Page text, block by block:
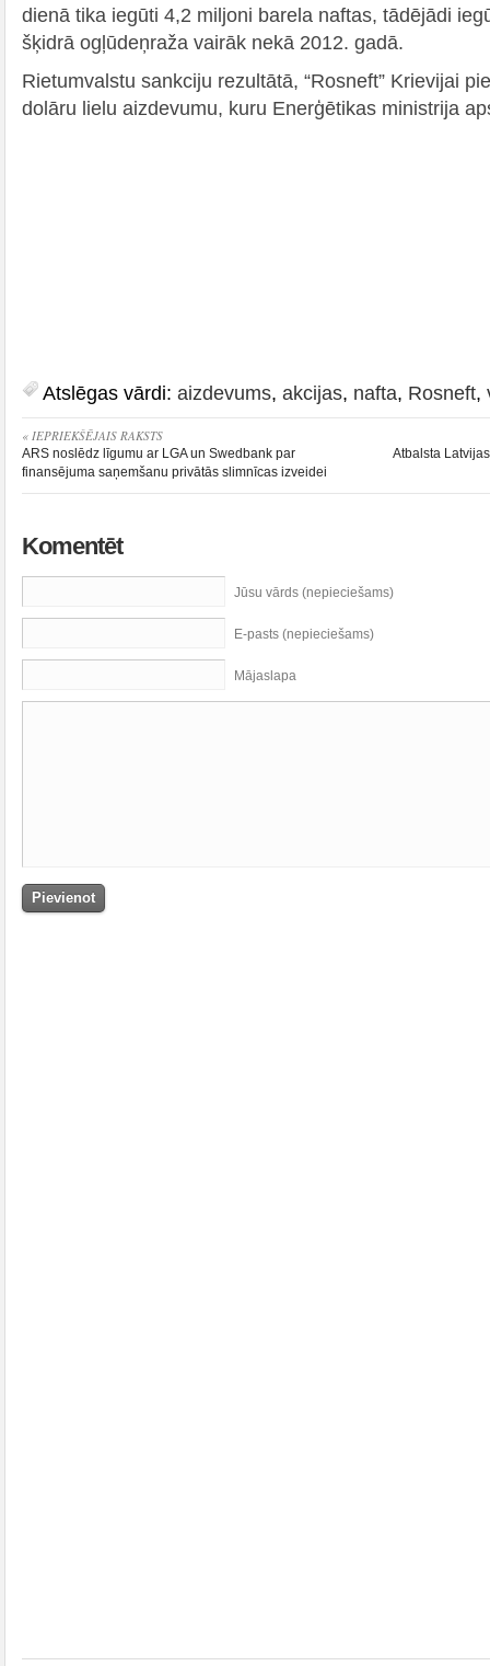
dienā tika iegūti 4,2 miljoni barela naftas, tādējādi
šķidrā ogļūdeņraža vairāk nekā 2012. gadā.
Rietumvalstu sankciju rezultātā, “Rosneft” Krievijai
dolāru lielu aizdevumu, kuru Enerģētikas ministrija
Atslēgas vārdi: aizdevums, akcijas, nafta, Rosneft,
« IEPRIEKŠĒJAIS RAKSTS
ARS noslēdz līgumu ar LGA un Swedbank par
finansējuma saņemšanu privātās slimnīcas izveidei
Atbalsta
Komentēt
Jūsu vārds (nepieciešams)
E-pasts (nepieciešams)
Mājaslapa